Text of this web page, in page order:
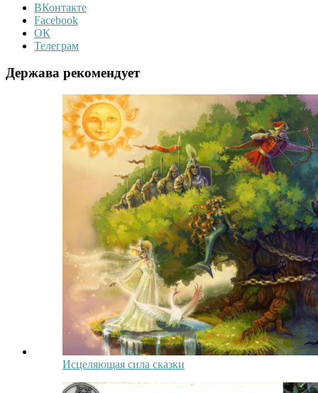
ВКонтакте
Facebook
ОК
Телеграм
Держава рекомендует
Исцеляющая сила сказки